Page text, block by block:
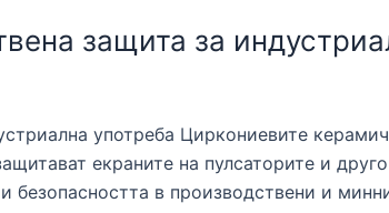
защита за
употреба Циркониевите
екраните на пулсаторите и
безопасността в производствени и